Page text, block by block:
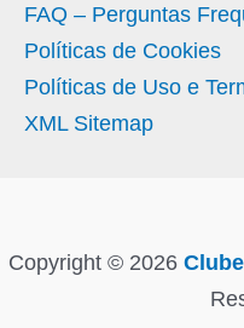
FAQ – Perguntas
Políticas de Cookies
Políticas de Uso e
XML Sitemap
Copyright © 2026